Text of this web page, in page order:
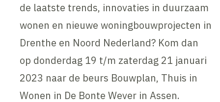
de laatste trends, innovaties in duurzaam
wonen en nieuwe woningbouwprojecten in
Drenthe en Noord Nederland? Kom dan
op donderdag 19 t/m zaterdag 21 januari
2023 naar de beurs Bouwplan, Thuis in
Wonen in De Bonte Wever in Assen.